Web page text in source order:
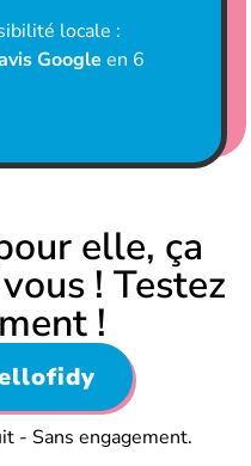
locale :
Google en 6
elle, ça
! Testez
!
- Sans engagement.